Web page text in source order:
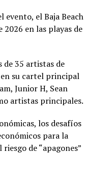
el Baja Beach
2026 en las playas de
de 35 artistas de
su cartel principal
Junior H, Sean
artistas principales.
los desafíos
para la
de “apagones”